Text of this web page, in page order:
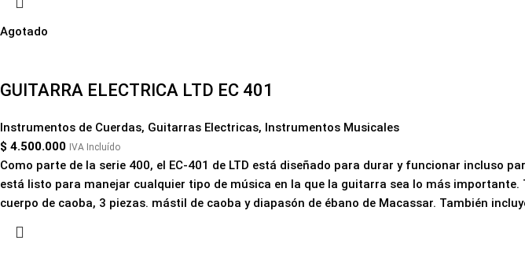
Agotado
GUITARRA ELECTRICA LTD EC 401
Instrumentos de Cuerdas, Guitarras Electricas, Instrumentos Musicales
$ 4.500.000 IVA Incluído
Como parte de la serie 400, el EC-401 de LTD está diseñado para durar y funcionar incluso
está listo para manejar cualquier tipo de música en la que la guitarra sea lo más
cuerpo de caoba, 3 piezas. mástil de caoba y diapasón de ébano de Macassar. También